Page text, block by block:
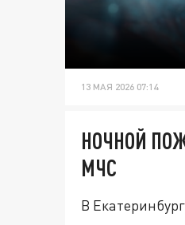
13 МАЯ 2026 07:14
НОЧНОЙ
МЧС
В